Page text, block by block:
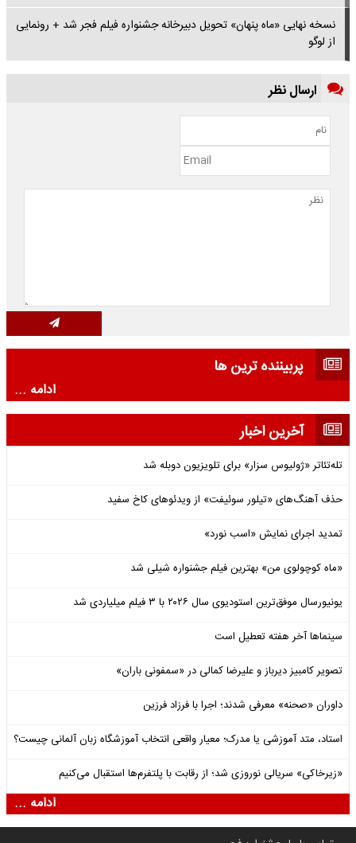
نسخه نهایی «ماه پنهان» تحویل دبیرخانه جشنواره فیلم فجر شد + رونمایی
از لوگو
ارسال نظر
پربیننده ترین ها
ادامه ...
آخرین اخبار
تله‌تئاتر «ژولیوس سزار» برای تلویزیون دوبله شد
حذف آهنگ‌های «تیلور سوئیفت» از ویدئوهای کاخ سفید
تمدید اجرای نمایش «اسب نورد»
«ماه کوچولوی من» بهترین فیلم جشنواره شیلی شد
یونیورسال موفق‌ترین استودیوی سال ۲۰۲۶ با ۳ فیلم میلیاردی شد
سینماها آخر هفته تعطیل است
تصویر کامبیز دیرباز و علیرضا کمالی در «سمفونی باران»
داوران «صحنه» معرفی شدند؛ اجرا با فرزاد فرزین
استاد، متد آموزشی یا مدرک؛ معیار واقعی انتخاب آموزشگاه زبان آلمانی چیست؟
«زیرخاکی» سریالی نوروزی شد؛ از رقابت با پلتفرم‌ها استقبال می‌کنیم
ادامه ...